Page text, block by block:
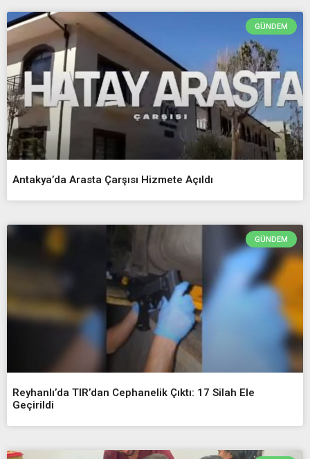
GÜNDEM
Antakya’da Arasta Çarşısı Hizmete Açıldı
GÜNDEM
Reyhanlı’da TIR’dan Cephanelik Çıktı: 17 Silah Ele
Geçirildi